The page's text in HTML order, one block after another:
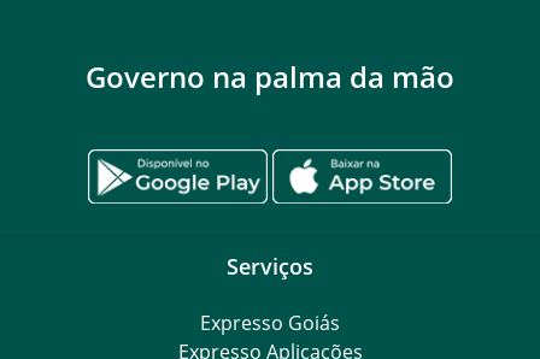
Governo na palma da mão
Serviços
Expresso Goiás
Expresso Aplicações